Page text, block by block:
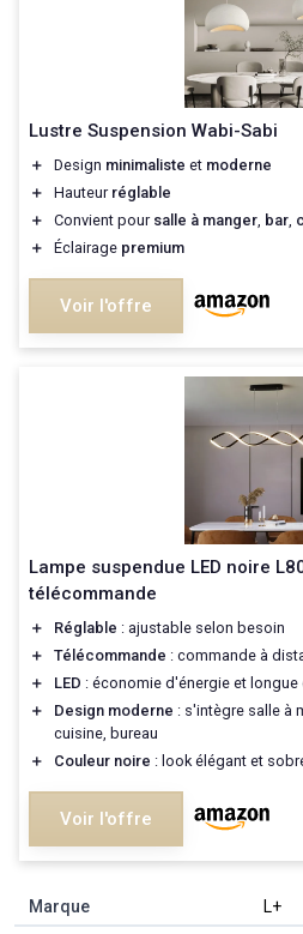
Lustre Suspension Wabi-Sabi
＋ Design minimaliste et moderne
＋
Hauteur réglable
＋
Convient pour salle à manger bar
＋
Éclairage premium
Voir l'offre
Lampe suspendue LED noire
télécommande
＋ Réglable : ajustable selon besoin
＋
Télécommande : commande à
＋
LED : économie d'énergie et longue
＋
Design moderne : s'intègre salle à
cuisine, bureau
＋
Couleur noire : look élégant et
Voir l'offre
Marque
‎L+